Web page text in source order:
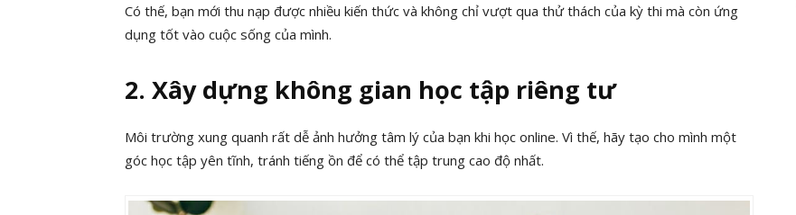
Có thế, bạn mới thu nạp được nhiều kiến thức và không chỉ vượt qua thử thách của kỳ thi mà còn ứng
dụng tốt vào cuộc sống của mình.
2. Xây dựng không gian học tập riêng tư
Môi trường xung quanh rất dễ ảnh hưởng tâm lý của bạn khi học online. Vì thế, hãy tạo cho mình một
góc học tập yên tĩnh, tránh tiếng ồn để có thể tập trung cao độ nhất.